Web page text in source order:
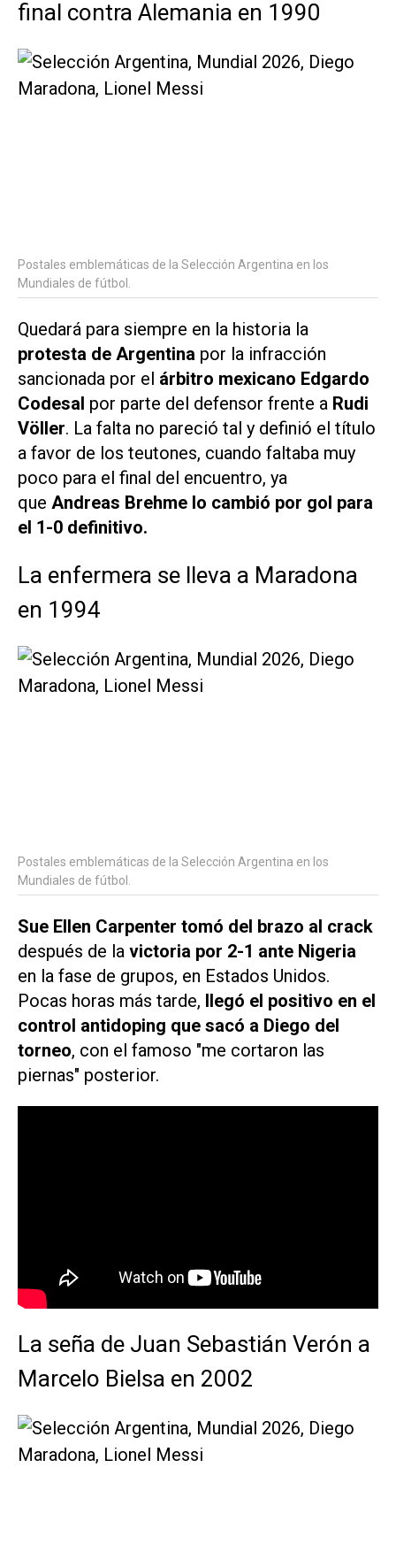
final contra Alemania en 1990
Postales emblemáticas de la Selección Argentina en los
Mundiales de fútbol.
Quedará para siempre en la historia la
protesta de Argentina por la infracción
sancionada por el árbitro mexicano Edgardo
Codesal por parte del defensor frente a Rudi
Völler. La falta no pareció tal y definió el título
a favor de los teutones, cuando faltaba muy
poco para el final del encuentro, ya
que Andreas Brehme lo cambió por gol para
el 1-0 definitivo.
La enfermera se lleva a Maradona
en 1994
Postales emblemáticas de la Selección Argentina en los
Mundiales de fútbol.
Sue Ellen Carpenter tomó del brazo al crack
después de la victoria por 2-1 ante Nigeria
en la fase de grupos, en Estados Unidos.
Pocas horas más tarde, llegó el positivo en el
control antidoping que sacó a Diego del
torneo, con el famoso "me cortaron las
piernas" posterior.
La seña de Juan Sebastián Verón a
Marcelo Bielsa en 2002